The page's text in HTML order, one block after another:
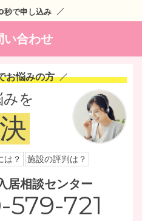
秒で申し込み
い合わせ
お悩みの方
を
は？ 施設の評判は？
居相談センター
579-721